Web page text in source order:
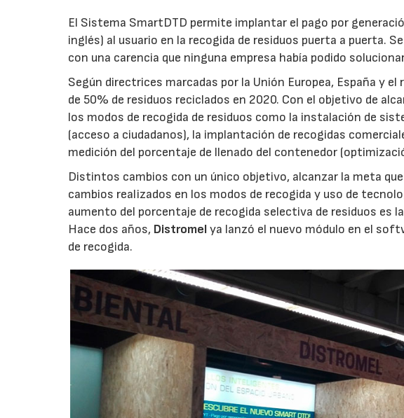
El Sistema SmartDTD permite implantar el pago por
inglés) al usuario en la recogida de residuos puerta a puerta.
con una carencia que ninguna empresa había podido
Según directrices marcadas por la Unión Europea, España y
de 50% de residuos reciclados en 2020. Con el objetivo de
los modos de recogida de residuos como la instalación de
(acceso a ciudadanos), la implantación de recogidas
medición del porcentaje de llenado del contenedor
Distintos cambios con un único objetivo, alcanzar la meta
cambios realizados en los modos de recogida y uso de
aumento del porcentaje de recogida selectiva de residuos es
Hace dos años, Distromelya lanzó el nuevo módulo en el
de recogida.